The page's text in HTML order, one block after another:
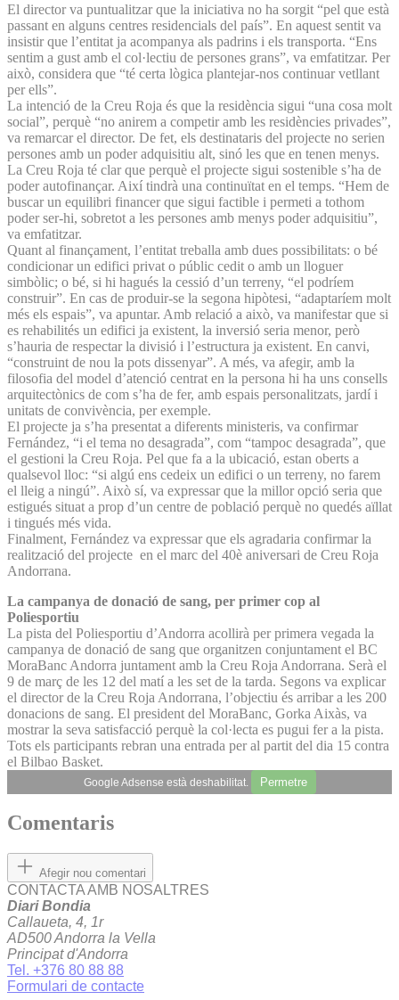
El director va puntualitzar que la iniciativa no ha sorgit “pel que està
passant en alguns centres residencials del país”. En aquest sentit va
insistir que l’entitat ja acompanya als padrins i els transporta. “Ens
sentim a gust amb el col·lectiu de persones grans”, va emfatitzar. Per
això, considera que “té certa lògica plantejar-nos continuar vetllant
per ells”.
La intenció de la Creu Roja és que la residència sigui “una cosa molt
social”, perquè “no anirem a competir amb les residències privades”,
va remarcar el director. De fet, els destinataris del projecte no serien
persones amb un poder adquisitiu alt, sinó les que en tenen menys.
La Creu Roja té clar que perquè el projecte sigui sostenible s’ha de
poder autofinançar. Així tindrà una continuïtat en el temps. “Hem de
buscar un equilibri financer que sigui factible i permeti a tothom
poder ser-hi, sobretot a les persones amb menys poder adquisitiu”,
va emfatitzar.
Quant al finançament, l’entitat treballa amb dues possibilitats: o bé
condicionar un edifici privat o públic cedit o amb un lloguer
simbòlic; o bé, si hi hagués la cessió d’un terreny, “el podríem
construir”. En cas de produir-se la segona hipòtesi, “adaptaríem molt
més els espais”, va apuntar. Amb relació a això, va manifestar que si
es rehabilités un edifici ja existent, la inversió seria menor, però
s’hauria de respectar la divisió i l’estructura ja existent. En canvi,
“construint de nou la pots dissenyar”. A més, va afegir, amb la
filosofia del model d’atenció centrat en la persona hi ha uns consells
arquitectònics de com s’ha de fer, amb espais personalitzats, jardí i
unitats de convivència, per exemple.
El projecte ja s’ha presentat a diferents ministeris, va confirmar
Fernández, “i el tema no desagrada”, com “tampoc desagrada”, que
el gestioni la Creu Roja. Pel que fa a la ubicació, estan oberts a
qualsevol lloc: “si algú ens cedeix un edifici o un terreny, no farem
el lleig a ningú”. Això sí, va expressar que la millor opció seria que
estigués situat a prop d’un centre de població perquè no quedés aïllat
i tingués més vida.
Finalment, Fernández va expressar que els agradaria confirmar la
realització del projecte en el marc del 40è aniversari de Creu Roja
Andorrana.
La campanya de donació de sang, per primer cop al
Poliesportiu
La pista del Poliesportiu d’Andorra acollirà per primera vegada la
campanya de donació de sang que organitzen conjuntament el BC
MoraBanc Andorra juntament amb la Creu Roja Andorrana. Serà el
9 de març de les 12 del matí a les set de la tarda. Segons va explicar
el director de la Creu Roja Andorrana, l’objectiu és arribar a les 200
donacions de sang. El president del MoraBanc, Gorka Aixàs, va
mostrar la seva satisfacció perquè la col·lecta es pugui fer a la pista.
Tots els participants rebran una entrada per al partit del dia 15 contra
el Bilbao Basket.
Google Adsense està deshabilitat. Permetre
Comentaris
Afegir nou comentari
CONTACTA AMB NOSALTRES
Diari Bondia
Callaueta, 4, 1r
AD500 Andorra la Vella
Principat d'Andorra
Tel. +376 80 88 88
Formulari de contacte